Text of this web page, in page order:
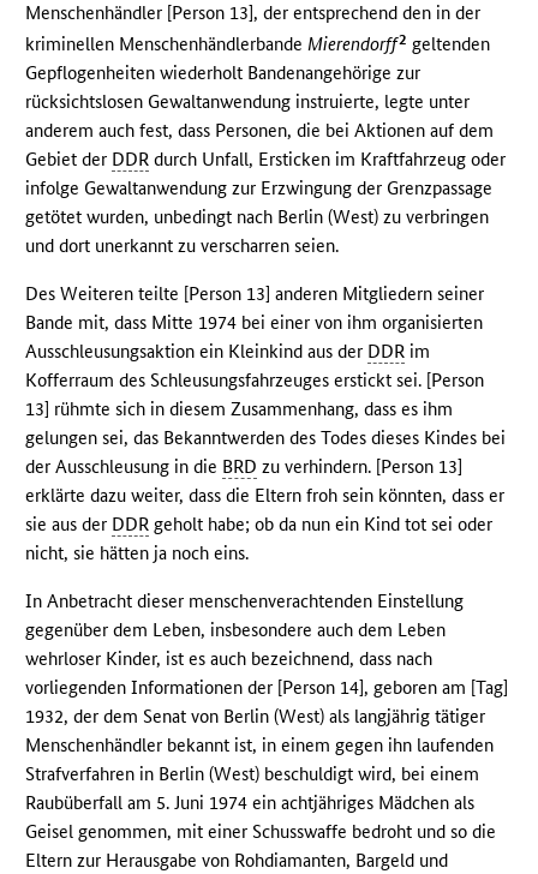
Menschenhändler [Person 13], der entsprechend den in der
kriminellen MenschenhändlerbandeMierendorff2 geltenden
Gepflogenheiten wiederholt Bandenangehörige zur
rücksichtslosen Gewaltanwendung instruierte, legte unter
anderem auch fest, dass Personen, die bei Aktionen auf dem
Gebiet der DDR durch Unfall, Ersticken im Kraftfahrzeug oder
infolge Gewaltanwendung zur Erzwingung der Grenzpassage
getötet wurden, unbedingt nach Berlin (West) zu verbringen
und dort unerkannt zu verscharren seien.
Des Weiteren teilte [Person 13] anderen Mitgliedern seiner
Bande mit, dass Mitte 1974 bei einer von ihm organisierten
Ausschleusungsaktion ein Kleinkind aus der DDR im
Kofferraum des Schleusungsfahrzeuges erstickt sei. [Person
13] rühmte sich in diesem Zusammenhang, dass es ihm
gelungen sei, das Bekanntwerden des Todes dieses Kindes bei
der Ausschleusung in die BRD zu verhindern. [Person 13]
erklärte dazu weiter, dass die Eltern froh sein könnten, dass er
sie aus der DDR geholt habe; ob da nun ein Kind tot sei oder
nicht, sie hätten ja noch eins.
In Anbetracht dieser menschenverachtenden Einstellung
gegenüber dem Leben, insbesondere auch dem Leben
wehrloser Kinder, ist es auch bezeichnend, dass nach
vorliegenden Informationen der [Person 14], geboren am [Tag]
1932, der dem Senat von Berlin (West) als langjährig tätiger
Menschenhändler bekannt ist, in einem gegen ihn laufenden
Strafverfahren in Berlin (West) beschuldigt wird, bei einem
Raubüberfall am 5. Juni 1974 ein achtjähriges Mädchen als
Geisel genommen, mit einer Schusswaffe bedroht und so die
Eltern zur Herausgabe von Rohdiamanten, Bargeld und